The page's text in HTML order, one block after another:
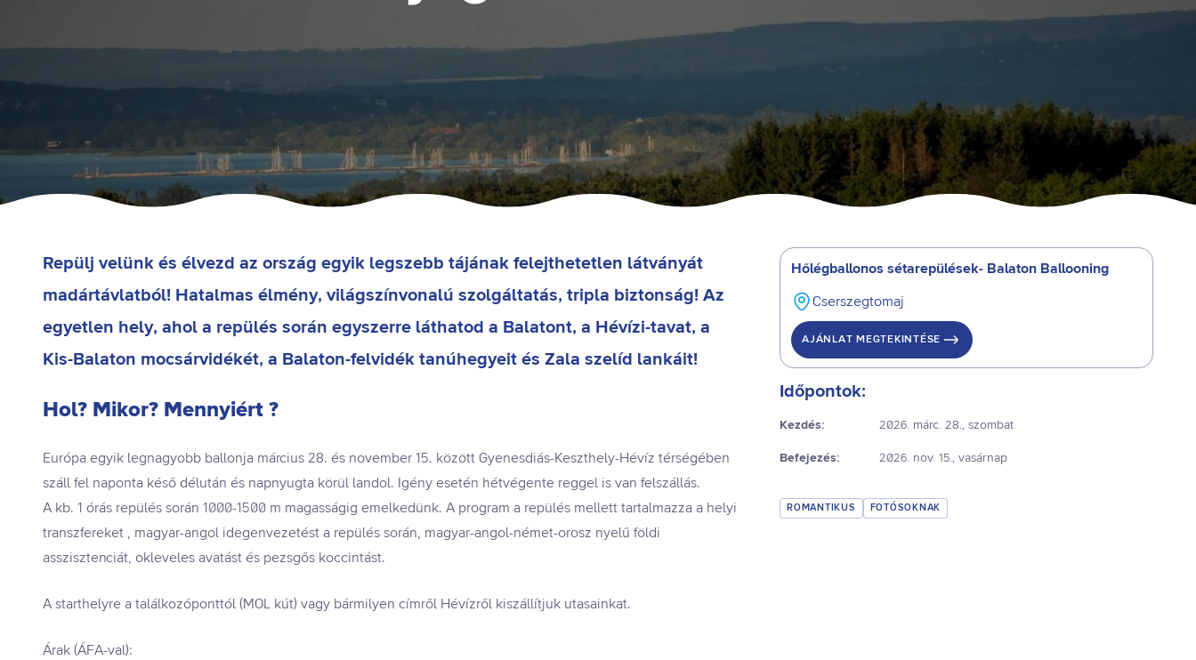
Repülj velünk és élvezd az ország egyik legszebb tájának felejthetetlen látványát
madártávlatból! Hatalmas élmény, világszínvonalú szolgáltatás, tripla biztonság! Az
egyetlen hely, ahol a repülés során egyszerre láthatod a Balatont, a Hévízi-tavat, a
Kis-Balaton mocsárvidékét, a Balaton-felvidék tanúhegyeit és Zala szelíd lankáit!
Hol? Mikor? Mennyiért ?
Európa egyik legnagyobb ballonja március 28. és november 15. között Gyenesdiás-Keszthely-Hévíz térségében
száll fel naponta késő délután és napnyugta körül landol. Igény esetén hétvégente reggel is van felszállás.
A kb. 1 órás repülés során 1000-1500 m magasságig emelkedünk. A program a repülés mellett tartalmazza a helyi
transzfereket , magyar-angol idegenvezetést a repülés során, magyar-angol-német-orosz nyelű földi
asszisztenciát, okleveles avatást és pezsgős koccintást.
A starthelyre a találkozóponttól (MOL kút) vagy bármilyen címről Hévízről kiszállítjuk utasainkat.
Árak (ÁFA-val):
Hőlégballonos sétarepülések- Balaton Ballooning
Cserszegtomaj
AJÁNLAT MEGTEKINTÉSE
Időpontok:
Kezdés: 2026. márc. 28., szombat
Befejezés: 2026. nov. 15., vasárnap
ROMANTIKUS FOTÓSOKNAK